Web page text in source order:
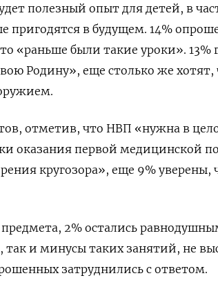
полезный опыт для детей, в
пригодятся в будущем. 14%
«раньше были такие уроки». 13%
Родину», еще столько же хотят,
отметив, что НВП «нужна в
оказания первой медицинской
кругозора», еще 9% уверены,
2% остались
и минусы таких занятий, не
затруднились с ответом.